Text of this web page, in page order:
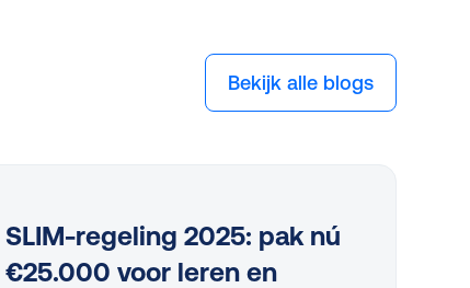
Bekijk alle blogs
SLIM-regeling 2025: pak nú
€25.000 voor leren en